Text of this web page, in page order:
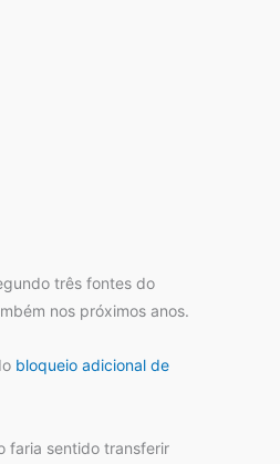
três fontes do
nos próximos anos.
bloqueio adicional de
faria sentido transferir